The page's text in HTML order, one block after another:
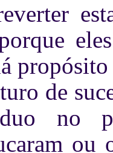
de
no
ou